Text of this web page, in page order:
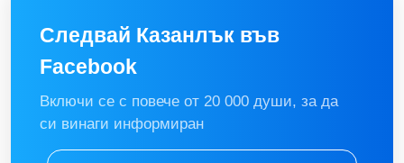
Следвай Казанлък във
Facebook
Включи се с повече от 20 000 души, за да
си винаги информиран